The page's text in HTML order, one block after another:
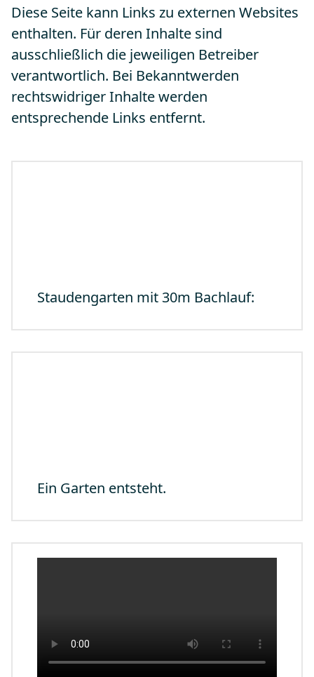
Diese Seite kann Links zu externen Websites
enthalten. Für deren Inhalte sind
ausschließlich die jeweiligen Betreiber
verantwortlich. Bei Bekanntwerden
rechtswidriger Inhalte werden
entsprechende Links entfernt.
Staudengarten mit 30m Bachlauf:
Ein Garten entsteht.